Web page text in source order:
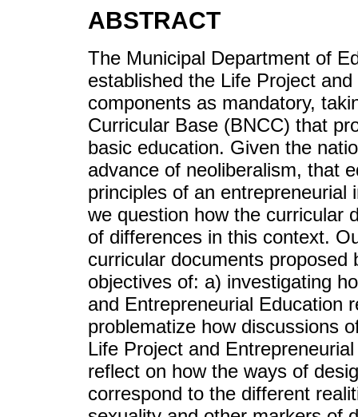
ABSTRACT
The Municipal Department of
established the Life Project
components as mandatory,
Curricular Base (BNCC) that
basic education. Given the
advance of neoliberalism, that
principles of an entrepreneurial
we question how the curricular
of differences in this context.
curricular documents
objectives of: a) investigating
and Entrepreneurial Education
problematize how discussions
Life Project and
reflect on how the ways of
correspond to the different